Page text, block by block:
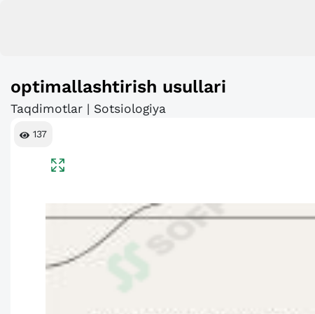
optimallashtirish usullari
Taqdimotlar | Sotsiologiya
137